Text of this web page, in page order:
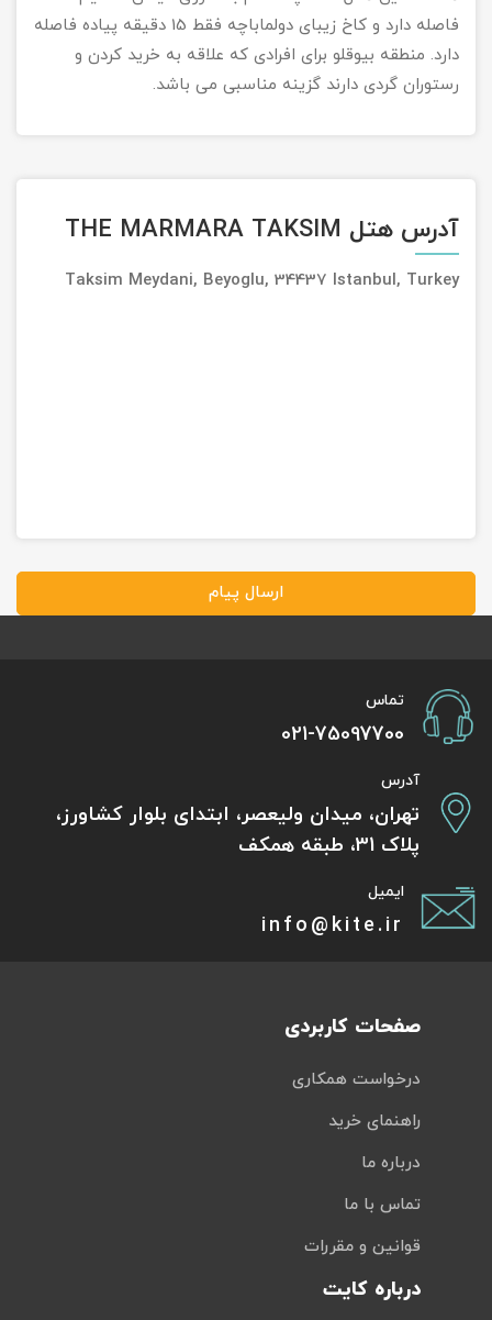
فاصله دارد و کاخ زیبای دولماباچه فقط 15 دقیقه پیاده فاصله
دارد. منطقه بیوقلو برای افرادی که علاقه به خرید کردن و
رستوران گردی دارند گزینه مناسبی می باشد.
آدرس هتل THE MARMARA TAKSIM
Taksim Meydani, Beyoglu, 34437 Istanbul, Turkey
ارسال پیام
تماس
021-75097700
آدرس
تهران، میدان ولیعصر، ابتدای بلوار کشاورز،
پلاک 31، طبقه همکف
ایمیل
info@kite.ir
صفحات کاربردی
درخواست همکاری
راهنمای خرید
درباره ما
تماس با ما
قوانین و مقررات
درباره کایت